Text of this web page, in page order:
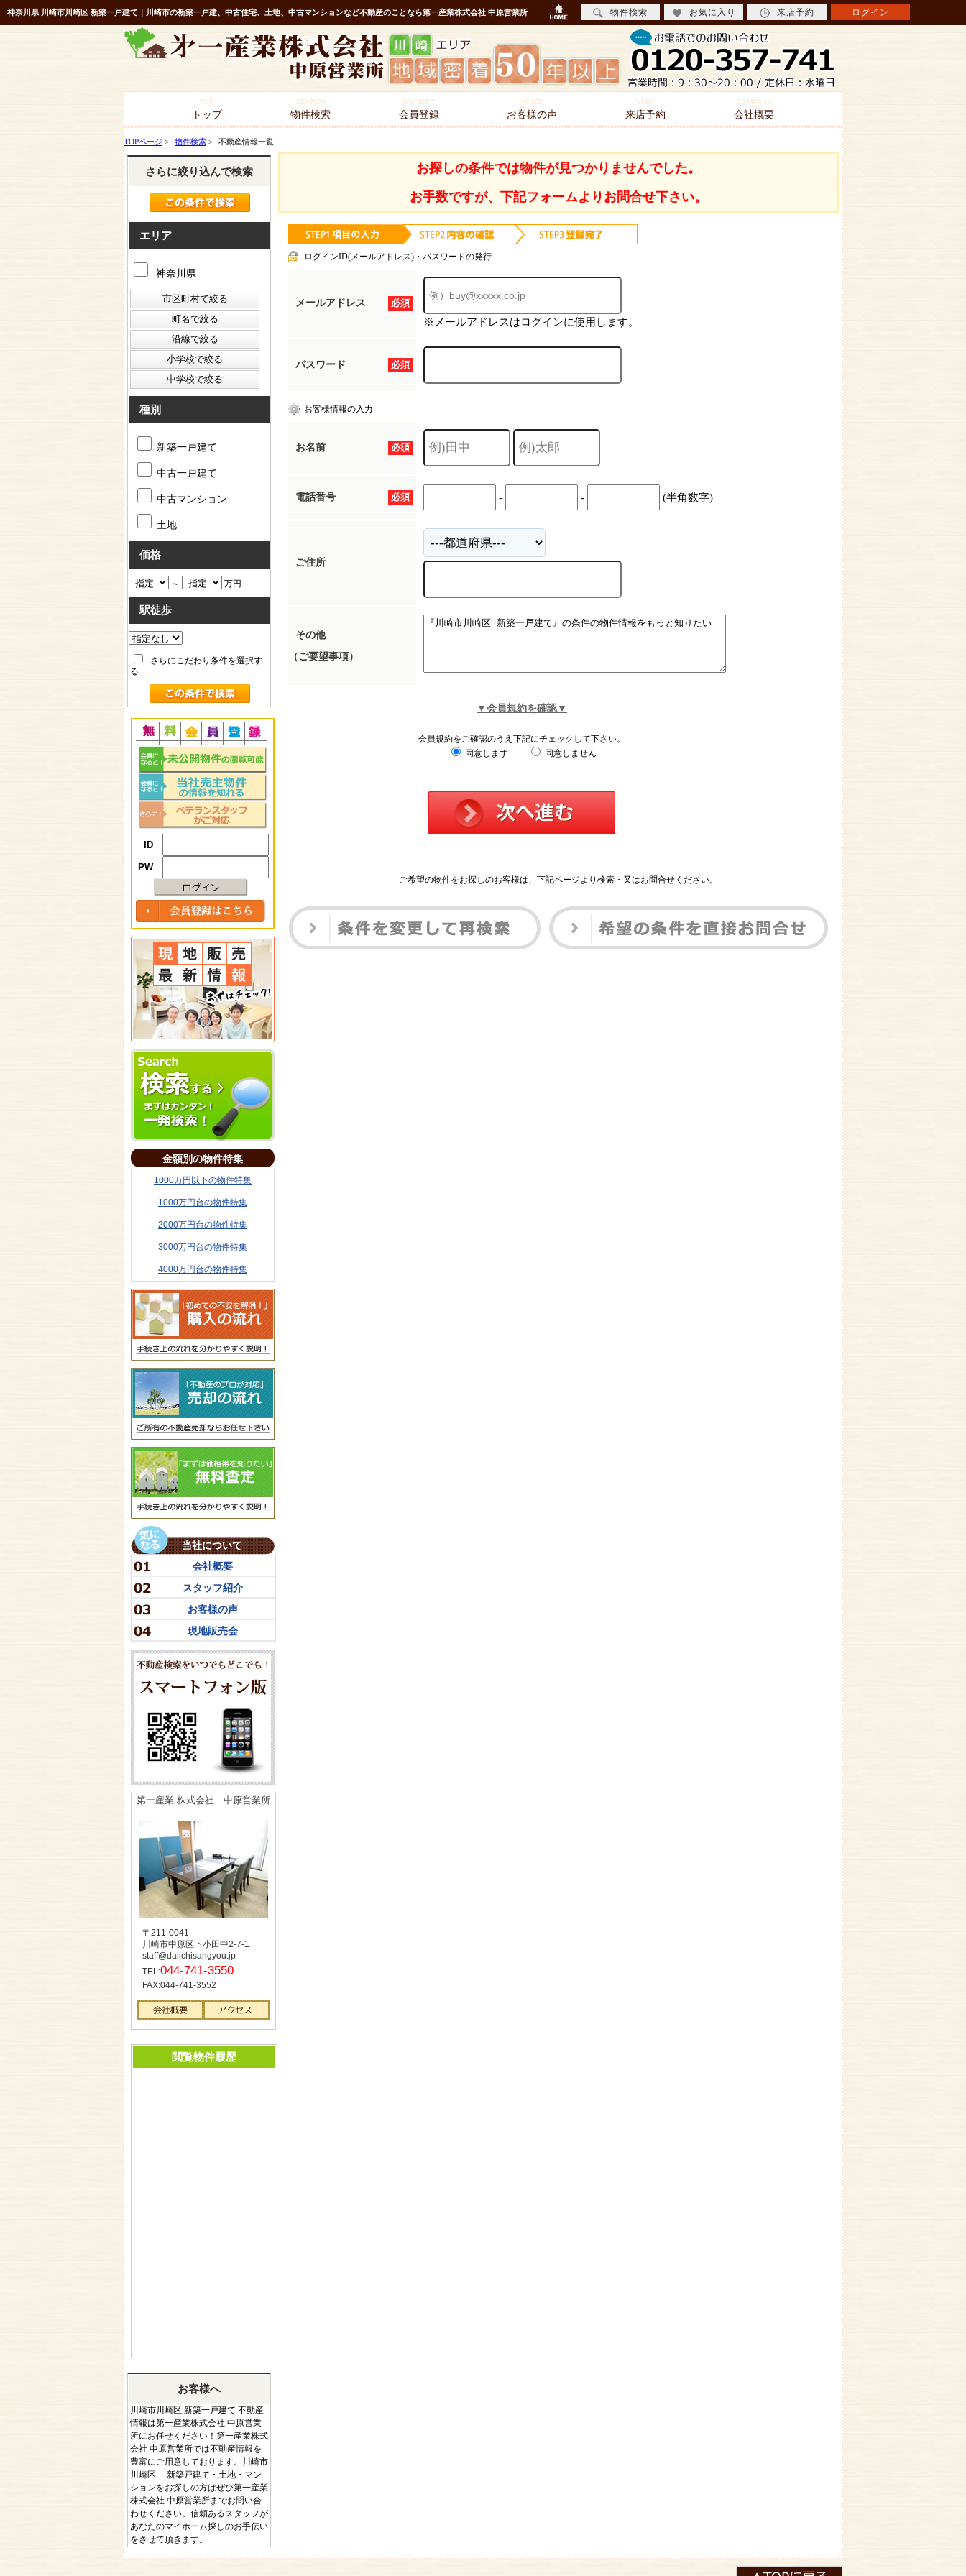
神奈川県 川崎市川崎区 新築一戸建て｜川崎市の新築一戸建、中古住宅、土地、中古マンションなど不動産のことなら第一産業株式会社 中原営業所
TOP
トップ
SEARCH
物件検索
MEMBER
会員登録
VOICE
お客様の声
VISIT
来店予約
COMPANY
会社概要
TOPページ > 物件検索 > 不動産情報一覧
お探しの条件では物件が見つかりませんでした。
お手数ですが、下記フォームよりお問合せ下さい。
ログインID(メールアドレス)・パスワードの発行
必須
メールアドレス
※メールアドレスはログインに使用します。
必須
パスワード
お客様情報の入力
必須
お名前
必須
電話番号 - - (半角数字)
ご住所
その他
（ご要望事項）
▼会員規約を確認▼
会員規約をご確認のうえ下記にチェックして下さい。
同意します
同意しません
ご希望の物件をお探しのお客様は、下記ページより検索・又はお問合せください。
さらに絞り込んで検索
エリア
神奈川県
種別
新築一戸建て
中古一戸建て
中古マンション
土地
価格
～ 万円
駅徒歩
さらにこだわり条件を選択す
る
ID
PW
金額別の物件特集
1000万円以下の物件特集
1000万円台の物件特集
2000万円台の物件特集
3000万円台の物件特集
4000万円台の物件特集
当社について
会社概要
スタッフ紹介
お客様の声
現地販売会
第一産業 株式会社 中原営業所
〒211-0041
川崎市中原区下小田中2-7-1
staff@daiichisangyou.jp
TEL:044-741-3550
FAX:044-741-3552
閲覧物件履歴
お客様へ
川崎市川崎区 新築一戸建て 不動産
情報は第一産業株式会社 中原営業
所にお任せください！第一産業株式
会社 中原営業所では不動産情報を
豊富にご用意しております。川崎市
川崎区 新築戸建て・土地・マン
ションをお探しの方はぜひ第一産業
株式会社 中原営業所までお問い合
わせください。信頼あるスタッフが
あなたのマイホーム探しのお手伝い
をさせて頂きます。
物件検索 お気に入り 来店予約 ログイン